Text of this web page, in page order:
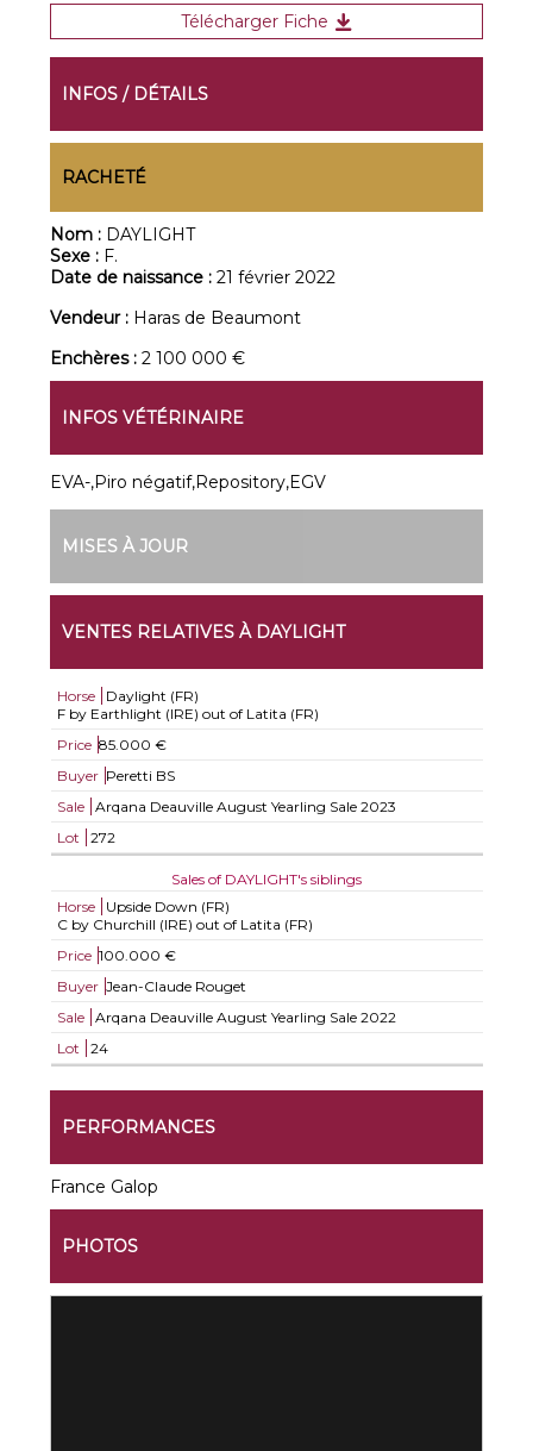
Télécharger Fiche
INFOS / DÉTAILS
RACHETÉ
Nom : DAYLIGHT
Sexe : F.
Date de naissance :21 février 2022
Vendeur : Haras de Beaumont
Enchères :2 100 000 €
INFOS VÉTÉRINAIRE
EVA-,Piro négatif,Repository,EGV
MISES À JOUR
VENTES RELATIVES À DAYLIGHT
Horse
Daylight (FR)
F by Earthlight (IRE) out of Latita (FR)
Price 85.000 €
Buyer Peretti BS
Sale
Arqana Deauville August Yearling Sale 2023
Lot
272
Sales of DAYLIGHT's siblings
Horse
Upside Down (FR)
C by Churchill (IRE) out of Latita (FR)
Price 100.000 €
Buyer Jean-Claude Rouget
Sale
Arqana Deauville August Yearling Sale 2022
Lot
24
PERFORMANCES
France Galop
PHOTOS